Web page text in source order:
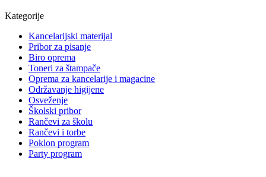
Kategorije
Kancelarijski materijal
Pribor za pisanje
Biro oprema
Toneri za štampače
Oprema za kancelarije i magacine
Održavanje higijene
Osveženje
Školski pribor
Rančevi za školu
Rančevi i torbe
Poklon program
Party program